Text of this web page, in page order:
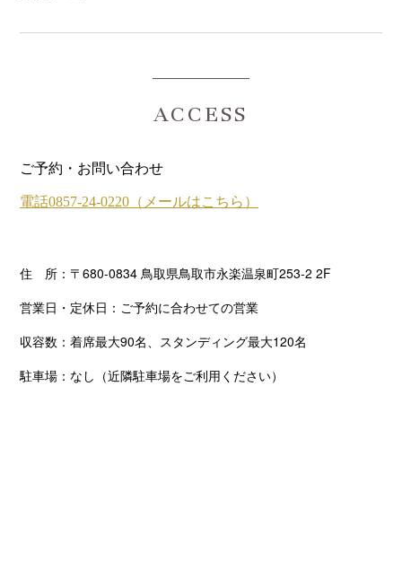
ACCESS
住 所：〒680-0834 鳥取県鳥取市永楽温泉町253-2 2F
営業日・定休日：ご予約に合わせての営業
収容数：着席最大90名、スタンディング最大120名
駐車場：なし（近隣駐車場をご利用ください）